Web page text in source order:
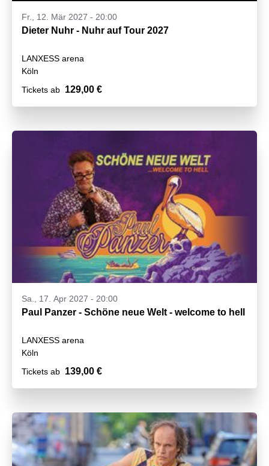
Fr., 12. Mär 2027 - 20:00
Dieter Nuhr - Nuhr auf Tour 2027
LANXESS arena
Köln
Tickets ab 129,00 €
Sa., 17. Apr 2027 - 20:00
Paul Panzer - Schöne neue Welt - welcome to hell
LANXESS arena
Köln
Tickets ab 139,00 €